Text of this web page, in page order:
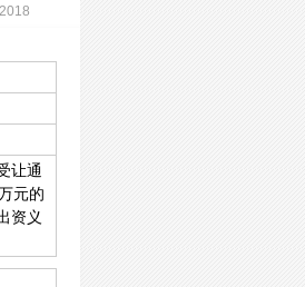
2018
让通
元的
资义